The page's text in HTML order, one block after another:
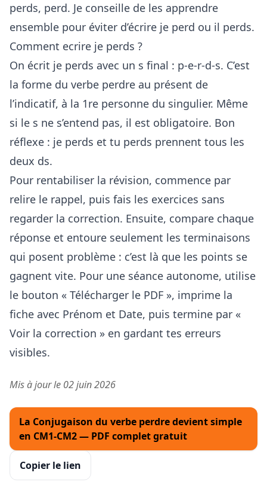
perds, perd. Je conseille de les apprendre
ensemble pour éviter d’écrire je perd ou il perds.
Comment ecrire je perds ?
On écrit je perds avec un s final : p-e-r-d-s. C’est
la forme du verbe perdre au présent de
l’indicatif, à la 1re personne du singulier. Même
si le s ne s’entend pas, il est obligatoire. Bon
réflexe : je perds et tu perds prennent tous les
deux ds.
Pour rentabiliser la révision, commence par
relire le rappel, puis fais les exercices sans
regarder la correction. Ensuite, compare chaque
réponse et entoure seulement les terminaisons
qui posent problème : c’est là que les points se
gagnent vite. Pour une séance autonome, utilise
le bouton « Télécharger le PDF », imprime la
fiche avec Prénom et Date, puis termine par «
Voir la correction » en gardant tes erreurs
visibles.
Mis à jour le 02 juin 2026
La Conjugaison du verbe perdre devient simple
en CM1-CM2 — PDF complet gratuit
Copier le lien